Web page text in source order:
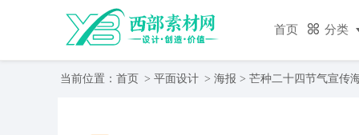
首页 分类
当前位置： 首页 > 平面设计 > 海报 > 芒种二十四节气宣传